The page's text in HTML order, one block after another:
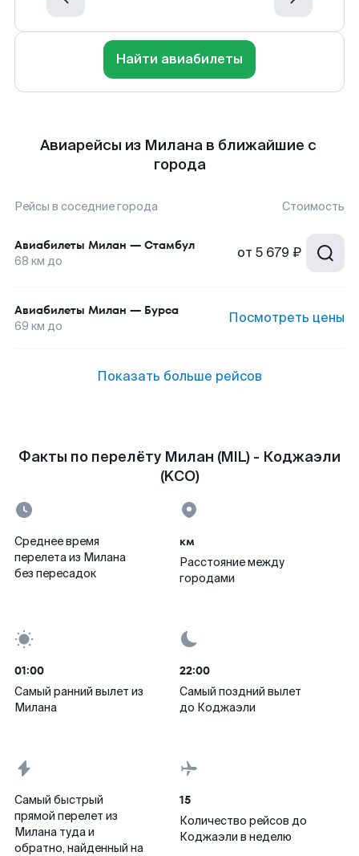
Найти авиабилеты
Авиарейсы из Милана в ближайшие с
города
Рейсы в соседние города Стоимость
Авиабилеты Милан — Стамбул
68 км до от 5 679 ₽
Авиабилеты Милан — Бурса
69 км до Посмотреть цены
Показать больше рейсов
Факты по перелёту Милан (MIL) - Коджаэли
(KCO)
Среднее время
перелета из Милана
без пересадок
км
Расстояние между
городами
01:00
Самый ранний вылет из
Милана
22:00
Самый поздний вылет
до Коджаэли
Самый быстрый
прямой перелет из
Милана туда и
обратно, найденный на
15
Количество рейсов до
Коджаэли в неделю